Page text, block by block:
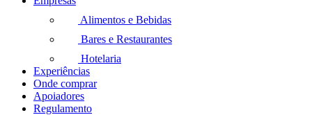
Alimentos e Bebidas
Bares e Restaurantes
Hotelaria
Experiências
Onde comprar
Apoiadores
Regulamento